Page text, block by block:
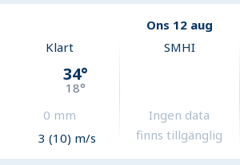
Ons 12 aug
Klart
34°
18°
0 mm
3 (10) m/s
SMHI
Ingen data
finns tillgänglig